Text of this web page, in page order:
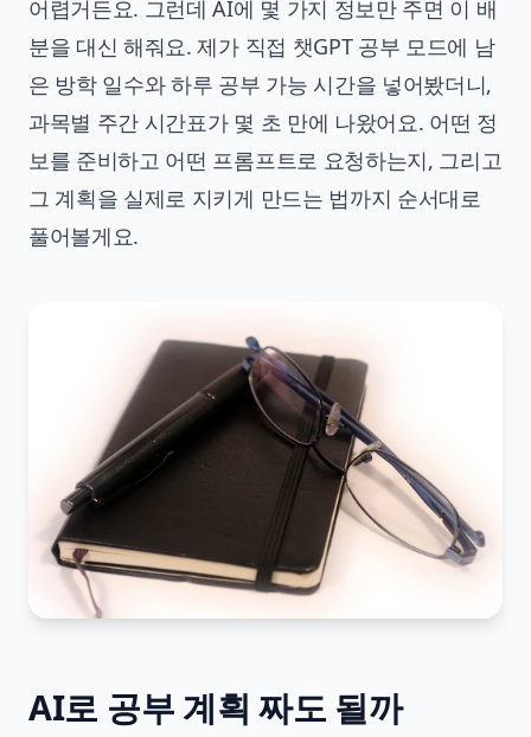
어렵거든요. 그런데 AI에 몇 가지 정보만 주면 이 배
분을 대신 해줘요. 제가 직접 챗GPT 공부 모드에 남
은 방학 일수와 하루 공부 가능 시간을 넣어봤더니,
과목별 주간 시간표가 몇 초 만에 나왔어요. 어떤 정
보를 준비하고 어떤 프롬프트로 요청하는지, 그리고
그 계획을 실제로 지키게 만드는 법까지 순서대로
풀어볼게요.
AI로 공부 계획 짜도 될까